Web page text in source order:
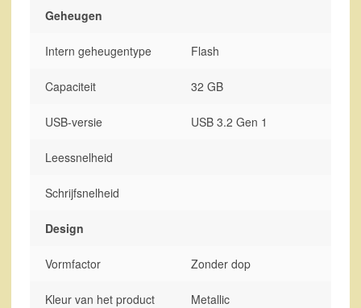
Geheugen
Intern geheugentype Flash
Capaciteit 32 GB
USB-versie USB 3.2 Gen 1
Leessnelheid
Schrijfsnelheid
Design
Vormfactor Zonder dop
Kleur van het product Metallic